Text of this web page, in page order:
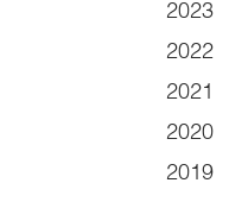
2023
2022
2021
2020
2019